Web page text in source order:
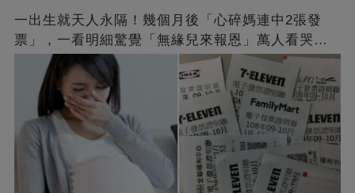
一出生就天人永隔！幾個月後「心碎媽連中2張發
票」，一看明細驚覺「無緣兒來報恩」萬人看哭：
會再相遇的